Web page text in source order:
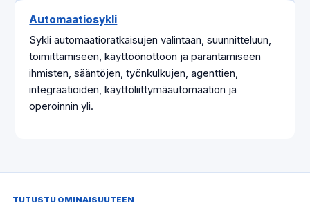
Automaatiosykli
Sykli automaatioratkaisujen valintaan, suunnitteluun,
toimittamiseen, käyttöönottoon ja parantamiseen
ihmisten, sääntöjen, työnkulkujen, agenttien,
integraatioiden, käyttöliittymäautomaation ja
operoinnin yli.
TUTUSTU OMINAISUUTEEN